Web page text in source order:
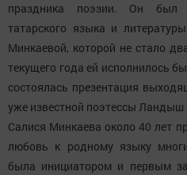
праздника поэзии. Он был
татарского языка и
Минкаевой, которой не стало
текущего года ей исполнилось
состоялась презентация
уже известной поэтессы
Салися Минкаева около 40 лет
любовь к родному языку
была инициатором и первым